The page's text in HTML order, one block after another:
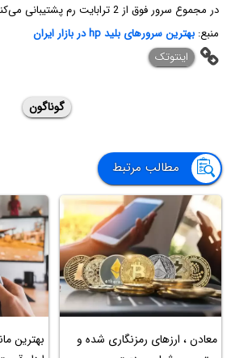
در مجموع سرور فوق از 2 ترابایت رم پشتیبانی می‌کند.
منبع: بهترین سرورهای بلید hp در بازار ایران
اینتوتک
گوناگون
مطالب مرتبط
معادن ، ارزهای رمزنگاری شده و